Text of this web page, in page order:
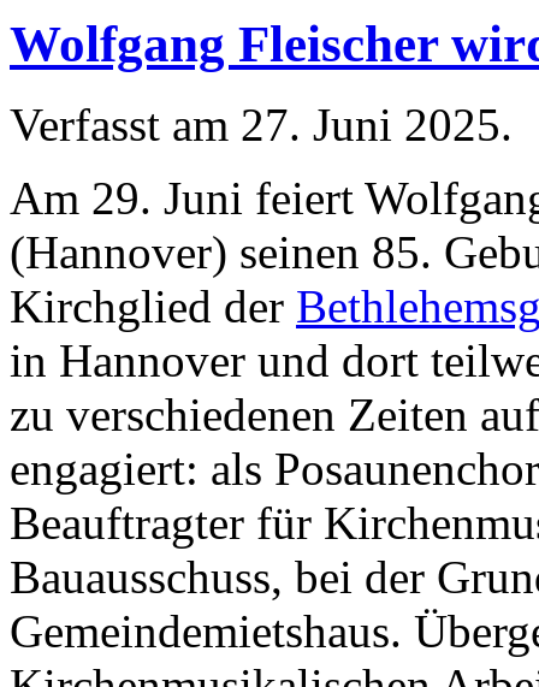
Wolfgang Fleischer
Verfasst am 27. Juni 2025.
Am 29. Juni feiert
(Hannover) seinen 85.
Kirchglied der
in Hannover und dort
zu verschiedenen Zeiten
engagiert: als
Beauftragter für
Bauausschuss, bei der
Gemeindemietshaus.